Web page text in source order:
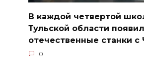
В каждой четвертой
Тульской области
отечественные станки с
0